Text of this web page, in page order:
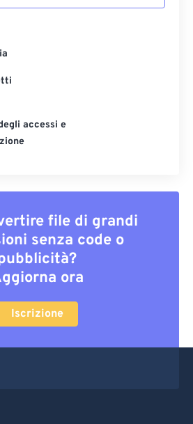
accessi e
file di grandi
senza code o
ora
Iscrizione